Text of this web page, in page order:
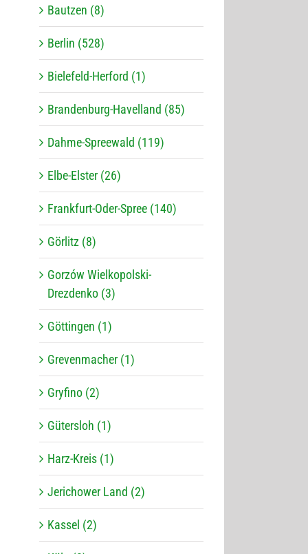
Bautzen (8)
Berlin (528)
Bielefeld-Herford (1)
Brandenburg-Havelland (85)
Dahme-Spreewald (119)
Elbe-Elster (26)
Frankfurt-Oder-Spree (140)
Görlitz (8)
Gorzów Wielkopolski-
Drezdenko (3)
Göttingen (1)
Grevenmacher (1)
Gryfino (2)
Gütersloh (1)
Harz-Kreis (1)
Jerichower Land (2)
Kassel (2)